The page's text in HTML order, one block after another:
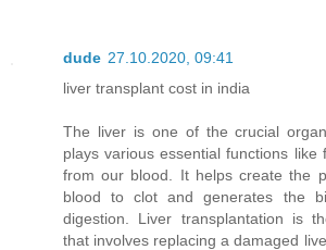
dude 27.10.2020, 09:41
liver transplant cost in india
The liver is one of the crucial
plays various essential functions like
from our blood. It helps create the
blood to clot and generates the
digestion. Liver transplantation is
that involves replacing a damaged